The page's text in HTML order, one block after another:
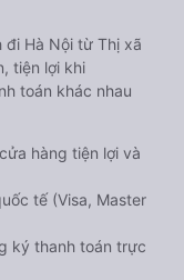
Hà Nội từ Thị xã
tiện lợi khi
toán khác nhau
hàng tiện lợi và
tế (Visa, Master
ký thanh toán trực